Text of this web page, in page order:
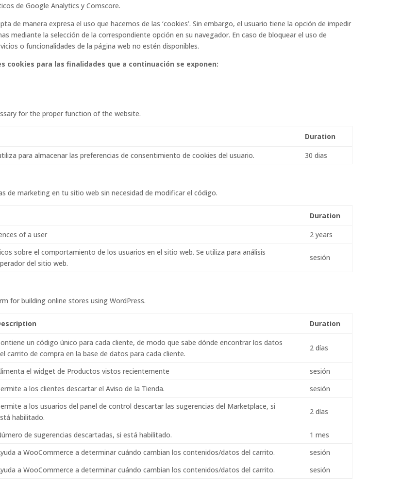
de Google Analytics y Comscore.
de manera expresa el uso que hacemos de las ‘cookies’. Sin embargo, el usuario tiene la opción de impedir
mediante la selección de la correspondiente opción en su navegador. En caso de bloquear el uso de
o funcionalidades de la página web no estén disponibles.
para las finalidades que a continuación se exponen:
for the proper function of the website.
Duration
para almacenar las preferencias de consentimiento de cookies del usuario. 30 dias
de marketing en tu sitio web sin necesidad de modificar el código.
Duration
of a user 2 years
sobre el comportamiento de los usuarios en el sitio web. Se utiliza para análisis
del sitio web.
sesión
for building online stores using WordPress.
Duration
un código único para cada cliente, de modo que sabe dónde encontrar los datos
carrito de compra en la base de datos para cada cliente.
2 días
el widget de Productos vistos recientemente
sesión
a los clientes descartar el Aviso de la Tienda. sesión
a los usuarios del panel de control descartar las sugerencias del Marketplace, si
habilitado.
2 días
de sugerencias descartadas, si está habilitado.
1 mes
a WooCommerce a determinar cuándo cambian los contenidos/datos del carrito.
sesión
a WooCommerce a determinar cuándo cambian los contenidos/datos del carrito. sesión